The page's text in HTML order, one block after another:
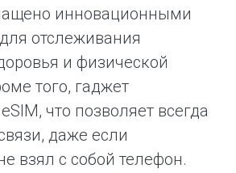
инновационными
отслеживания
и физической
того, гаджет
что позволяет всегда
даже если
взял с собой телефон.